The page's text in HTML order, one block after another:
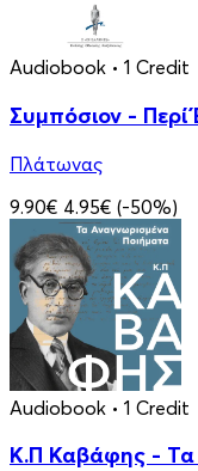
Audiobook • 1 Credit
Συμπόσιον -
Πλάτωνας
9.90€ 4.95€ (-50%)
Audiobook • 1 Credit
Κ.Π Καβάφης - Τα